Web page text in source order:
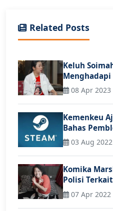
Related Posts
Keluh
08 Apr
Kemenkeu
Bahas
03 Aug
Komika
Polisi
07 Apr